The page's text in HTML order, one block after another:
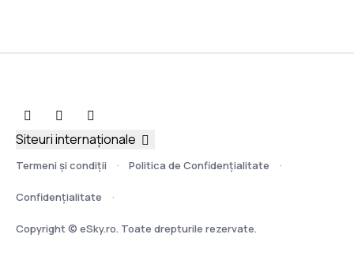
Termeni şi condiţii Politica de Confidențialitate
Confidențialitate
Copyright © eSky.ro. Toate drepturile rezervate.
Siteuri internaționale